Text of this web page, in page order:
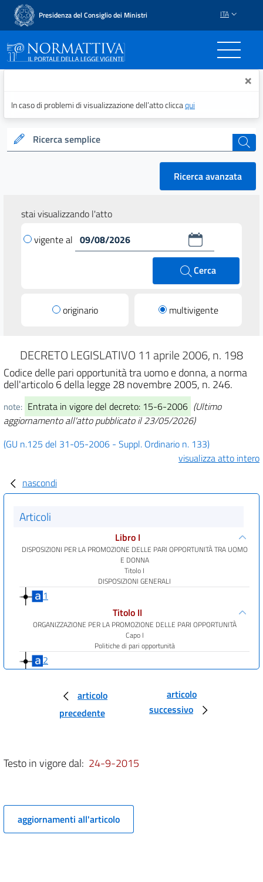
Presidenza del Consiglio dei Ministri ITA
Normattiva - Il portale ×
In caso di problemi di visualizzazione dell’atto cliccaqui
Ricerca semplice cerca
Ricerca avanzata
stai visualizzando l'atto
vigente al
Cerca
originario multivigente
DECRETO LEGISLATIVO 11 aprile 2006, n. 198
Codice delle pari opportunità tra uomo e donna, a norma
dell'articolo 6 della legge 28 novembre 2005, n. 246.
note: Entrata in vigore del decreto: 15-6-2006 (Ultimo
aggiornamento all'atto pubblicato il 23/05/2026)
(GU n.125 del 31-05-2006 - Suppl. Ordinario n. 133)
visualizza atto intero
nascondi
Articoli
Libro I
DISPOSIZIONI PER LA PROMOZIONE DELLE PARI OPPORTUNITÀ TRA UOMO
E DONNA
Titolo I
DISPOSIZIONI GENERALI
1
Titolo II
ORGANIZZAZIONE PER LA PROMOZIONE DELLE PARI OPPORTUNITÀ
Capo I
Politiche di pari opportunità
2
Commissione per le pari opportunità fra uomo e donna
6
Comitato nazionale per l'attuazione dei principi di parità di trattamento ed
uguaglianza di opportunità tra lavoratori e lavoratrici.
8
articolo
precedente
articolo
successivo
Testo in vigore dal: 24-9-2015
aggiornamenti all'articolo